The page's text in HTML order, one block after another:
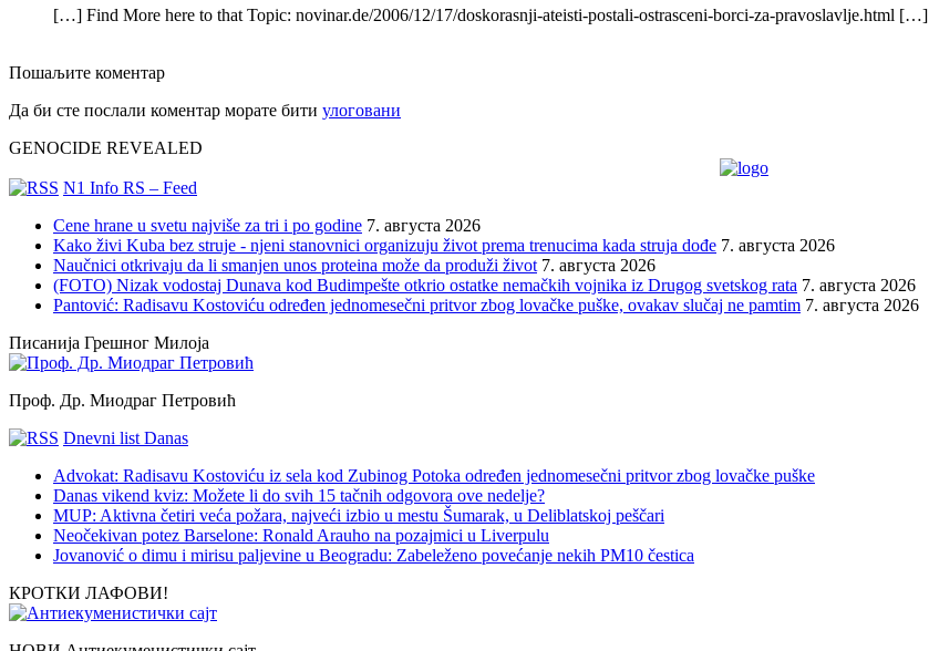
[…] Find More here to that Topic: novinar.de/2006/12/17/doskorasnji-ateisti-postali-ostrasceni-borci-za-pravoslavlje.html […]
Пошаљите коментар
Да би сте послали коментар морате бити улоговани
GENOCIDE REVEALED
N1 Info RS – Feed
Cene hrane u svetu najviše za tri i po godine 7. августа 2026
Kako živi Kuba bez struje - njeni stanovnici organizuju život prema trenucima kada struja dođe 7. августа 2026
Naučnici otkrivaju da li smanjen unos proteina može da produži život 7. августа 2026
(FOTO) Nizak vodostaj Dunava kod Budimpešte otkrio ostatke nemačkih vojnika iz Drugog svetskog rata 7. августа 2026
Pantović: Radisavu Kostoviću određen jednomesečni pritvor zbog lovačke puške, ovakav slučaj ne pamtim 7. августа 2026
Писанија Грешног Милоја
Проф. Др. Миодраг Петровић
Dnevni list Danas
Advokat: Radisavu Kostoviću iz sela kod Zubinog Potoka određen jednomesečni pritvor zbog lovačke puške
Danas vikend kviz: Možete li do svih 15 tačnih odgovora ove nedelje?
MUP: Aktivna četiri veća požara, najveći izbio u mestu Šumarak, u Deliblatskoj peščari
Neočekivan potez Barselone: Ronald Arauho na pozajmici u Liverpulu
Jovanović o dimu i mirisu paljevine u Beogradu: Zabeleženo povećanje nekih PM10 čestica
КРОТКИ ЛАФОВИ!